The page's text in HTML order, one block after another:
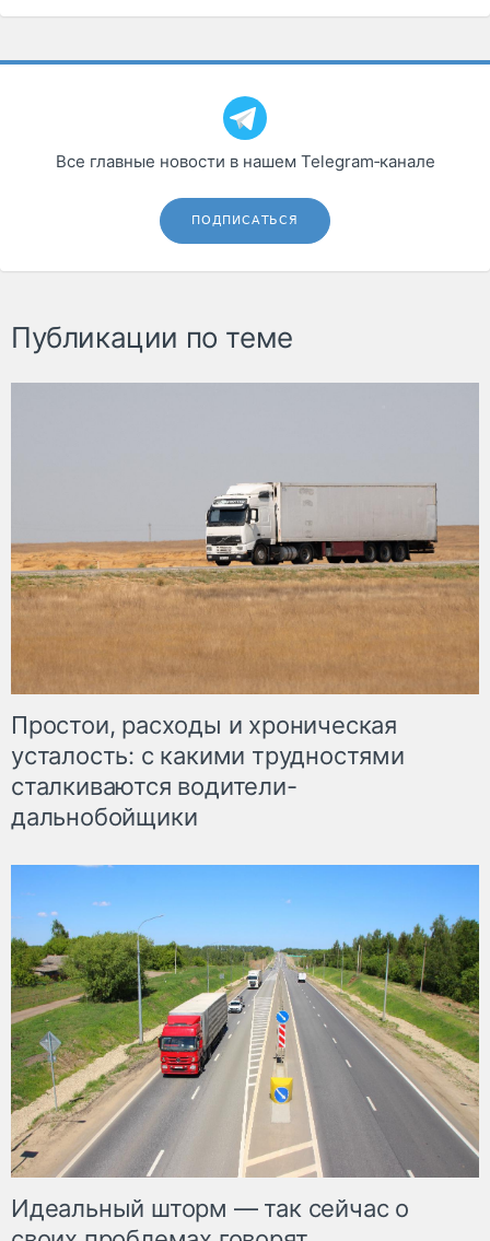
Все главные новости в нашем Telegram‑канале
ПОДПИСАТЬСЯ
Публикации по теме
Простои, расходы и хроническая
усталость: с какими трудностями
сталкиваются водители-
дальнобойщики
Идеальный шторм — так сейчас о